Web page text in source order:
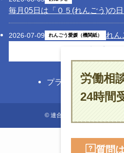
毎月05日は「０５(れんごう)の日
2026-07-09 れんごう愛媛（機関紙） れん
プライバシーポリシー
© 連合愛媛 日本労働組合総
労働相
24時間
質問